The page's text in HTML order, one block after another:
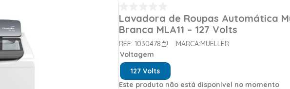
Lavadora de Roupas Automática
Branca MLA11 – 127 Volts
REF: 1030478 MARCA:MUELLER
Voltagem
127 Volts
Este produto não está disponível no momento